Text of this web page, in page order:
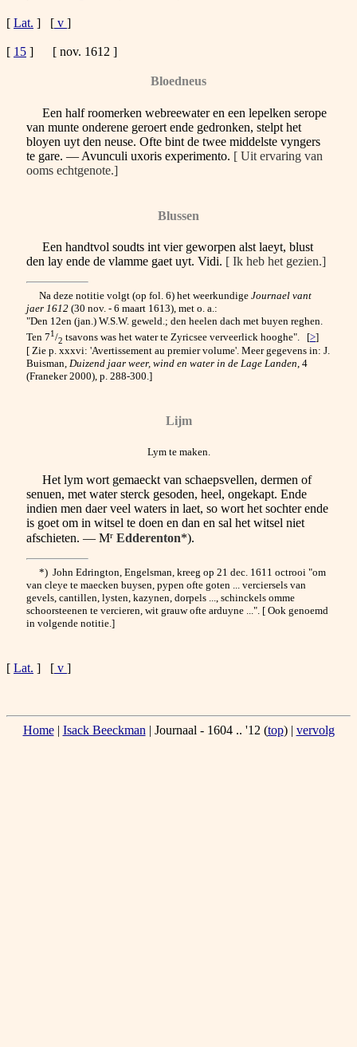
[ Lat. ] [ v ]
[ 15 ] [ nov. 1612 ]
Bloedneus
Een half roomerken webreewateren een lepelken serope
van munte onderene geroert ende gedronken, stelpt het
bloyen uyt den neuse. Ofte bint de twee middelste vyngers
te gare. — Avunculi uxoris experimento. [ Uit ervaring van
ooms echtgenote.]
Blussen
Een handtvol soudts int vier geworpen alst laeyt, blust
den lay ende de vlamme gaet uyt. Vidi. [ Ik heb het gezien.]
Na deze notitie volgt (op fol. 6) het weerkundige Journael vant
jaer 1612 (30 nov. - 6 maart 1613), met o. a.:
"Den 12en (jan.) W.S.W. geweld.; den heelen dach met buyen reghen.
Ten 71/2 tsavons was het water te Zyricsee verveerlick hooghe". [>]
[ Zie p. xxxvi: 'Avertissement au premier volume'. Meer gegevens in: J.
Buisman, Duizend jaar weer, wind en water in de Lage Landen, 4
(Franeker 2000), p. 288-300.]
Lijm
Lym te maken.
Het lym wort gemaeckt van schaepsvellen, dermen of
senuen, met water sterck gesoden, heel, ongekapt. Ende
indien men daer veel waters in laet, so wort het sochter ende
is goet om in witsel te doen en dan en sal het witsel niet
afschieten. — Mr Edderenton*).
*) John Edrington, Engelsman, kreeg op 21 dec. 1611 octrooi "om
van cleye te maecken buysen, pypen ofte goten ... verciersels van
gevels, cantillen, lysten, kazynen, dorpels ..., schinckels omme
schoorsteenen te vercieren, wit grauw ofte arduyne ...". [ Ook genoemd
in volgende notitie.]
[ Lat. ] [ v ]
Home| Isack Beeckman | Journaal - 1604 .. '12 (top) | vervolg